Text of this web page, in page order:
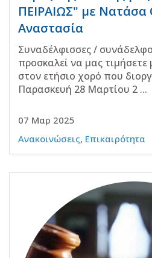
ΠΕΙΡΑΙΩΣ" με Νατάσα
Αναστασία
Συναδέλφισσες /
προσκαλεί να μας
στον ετήσιο χορό που
Παρασκευή 28 Μαρτίου 2 ...
07 Μαρ 2025
Ανακοινώσεις, Επικαιρότητα